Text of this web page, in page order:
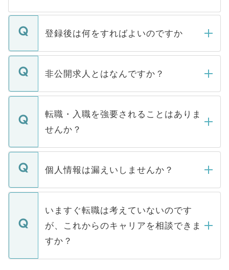
登録後は何をすればよいのですか
ご登録いただきましたら、弊社担当者がご
登録内容を確認し、その後メールもしくは
ます。通常、5営業日以内にはご連絡をせて
いただきますので、しばらくお待ちくださ
非公開求人とはなんですか？
マイナビDOCTORで取り扱っている求人の
うち約3割は、Webサイトからご覧いただ
けない「非公開求人」です。非公開求人は
下記の理由によって、一般には公開してい
ません。
■応募殺到を避けるため 人気のある医療機
関を公にしてしまうと、応募が殺到する場
に、医療機関が求める条件に合った人材の
みを人材紹介会社に依頼するケースが増え
ています。
転職・入職を強要されることはありま
せんか？
転職・入職を強要することは一切ありませ
ん。また、仮に応募先から内定をいただい
定を承諾する必要はありません。内定先へ
の辞退の連絡はキャリアパートナーが行い
個人情報は漏えいしませんか？
個人情報が漏えいすることはありませんの
で、ご安心ください。当サイトからの登録
などで収集したご登録者様の個人情報は、
ご本人のキャリアアップおよび転職活動の
支援を目的に使用いたします。お預かりし
ているすべての個人データはご本人の許可
いますぐ転職は考えていないのです
が、これからのキャリアを相談できま
すか？